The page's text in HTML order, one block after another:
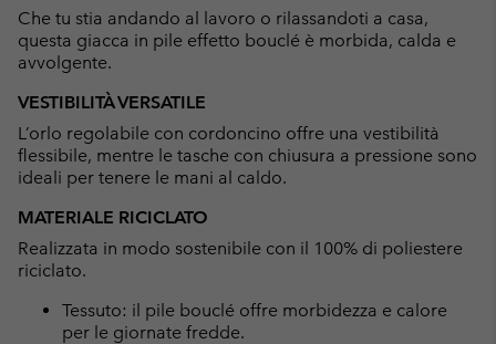
Che tu stia andando al lavoro o rilassandoti a casa,
questa giacca in pile effetto bouclé è morbida, calda e
avvolgente.
VESTIBILITÀ VERSATILE
L’orlo regolabile con cordoncino offre una vestibilità
flessibile, mentre le tasche con chiusura a pressione sono
ideali per tenere le mani al caldo.
MATERIALE RICICLATO
Realizzata in modo sostenibile con il 100% di poliestere
riciclato.
Tessuto: il pile bouclé offre morbidezza e calore
per le giornate fredde.